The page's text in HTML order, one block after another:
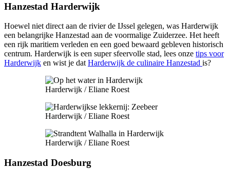
Hanzestad Harderwijk
Hoewel niet direct aan de rivier de IJssel gelegen, was Harderwijk
een belangrijke Hanzestad aan de voormalige Zuiderzee. Het heeft
een rijk maritiem verleden en een goed bewaard gebleven historisch
centrum. Harderwijk is een super sfeervolle stad, lees onze tips voor
Harderwijk en wist je datHarderwijk de culinaire Hanzestad is?
Harderwijk / Eliane Roest
Harderwijk / Eliane Roest
Harderwijk / Eliane Roest
Hanzestad Doesburg